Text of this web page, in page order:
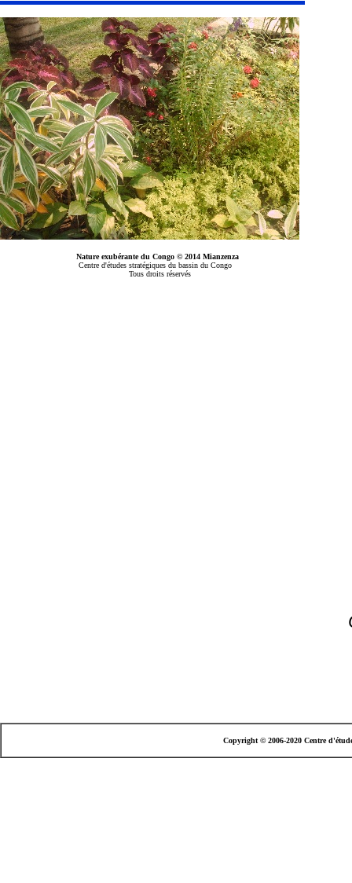
Nature exubérante du Congo © 2014 Mianzenza
Centre d'études stratégiques du bassin du Congo
Tous droits réservés
Copyright © 2006-2020 Centre